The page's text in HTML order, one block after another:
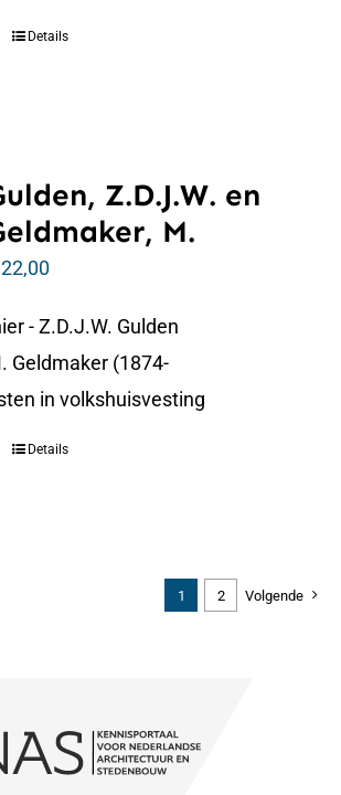
Details
Z.D.J.W. en
M.
- Z.D.J.W. Gulden
Geldmaker (1874-
in volkshuisvesting
Details
1 2 Volgende